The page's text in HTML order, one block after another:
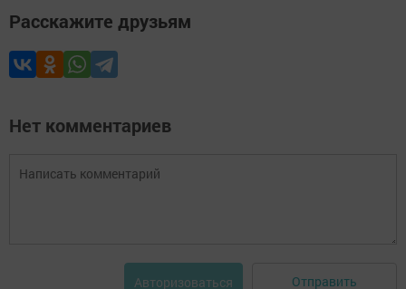
Расскажите друзьям
Нет комментариев
Авторизоваться Отправить